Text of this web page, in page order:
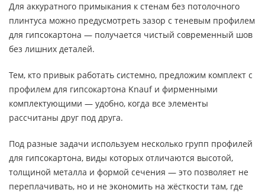
Для аккуратного примыкания к стенам без потолочного
плинтуса можно предусмотреть зазор с теневым профилем
для гипсокартона — получается чистый современный шов
без лишних деталей.
Тем, кто привык работать системно, предложим комплект с
профилем для гипсокартона Knauf и фирменными
комплектующими — удобно, когда все элементы
рассчитаны друг под друга.
Под разные задачи используем несколько групп профилей
для гипсокартона, виды которых отличаются высотой,
толщиной металла и формой сечения — это позволяет не
переплачивать, но и не экономить на жёсткости там, где